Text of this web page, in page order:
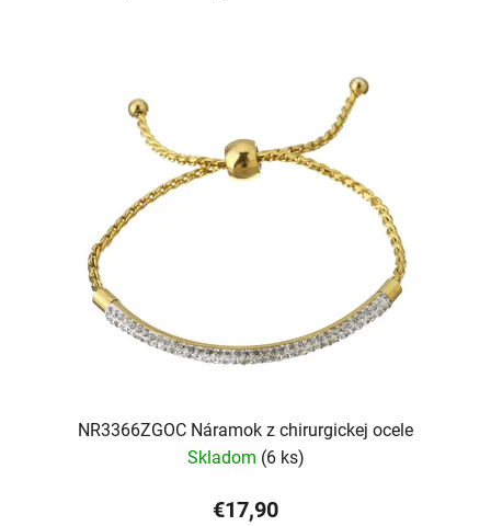
NR3366ZGOC Náramok z chirurgickej ocele
Skladom (6 ks)
€17,90